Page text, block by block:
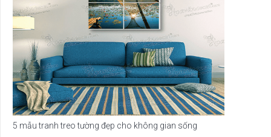
5 mẫu tranh treo tường đẹp cho không gian sống